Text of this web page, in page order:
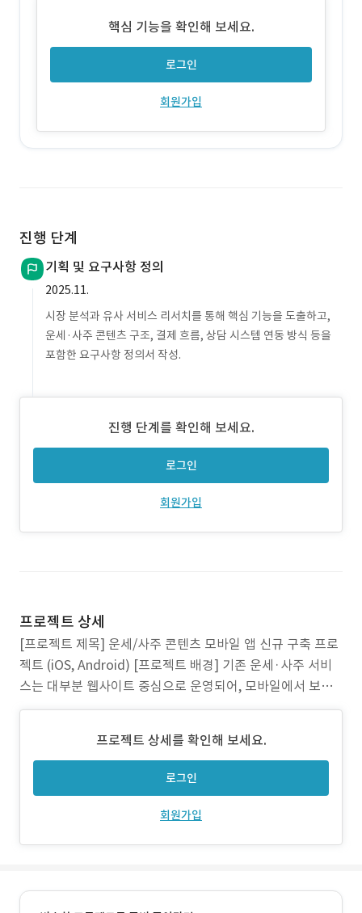
핵심 기능을 확인해 보세요.
로그인
회원가입
진행 단계
기획 및 요구사항 정의
2025.11.
시장 분석과 유사 서비스 리서치를 통해 핵심 기능을 도출하고,
운세·사주 콘텐츠 구조, 결제 흐름, 상담 시스템 연동 방식 등을
포함한 요구사항 정의서 작성.
진행 단계를 확인해 보세요.
로그인
회원가입
프로젝트 상세
[프로젝트 제목] 운세/사주 콘텐츠 모바일 앱 신규 구축 프로
젝트 (iOS, Android) [프로젝트 배경] 기존 운세·사주 서비
스는 대부분 웹사이트 중심으로 운영되어, 모바일에서 보기
에는 화면이 작고 조작이 불편했습니다. 로그인, 결제, 상담
이탈이 잦았고, 사용자가 앱처럼 자연스럽게 돌아와서 쓰기
에는 한계가 있었습니다. 또한 서비스
프로젝트 상세를 확인해 보세요.
로그인
회원가입